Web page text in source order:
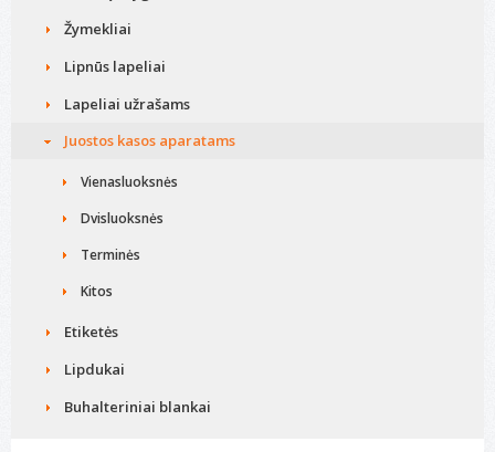
Žymekliai
Lipnūs lapeliai
Lapeliai užrašams
Juostos kasos aparatams
Vienasluoksnės
Dvisluoksnės
Terminės
Kitos
Etiketės
Lipdukai
Buhalteriniai blankai